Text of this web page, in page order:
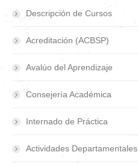
Descripción de Cursos
Acreditación (ACBSP)
Avalúo del Aprendizaje
Consejería Académica
Internado de Práctica
Actividades Departamentales